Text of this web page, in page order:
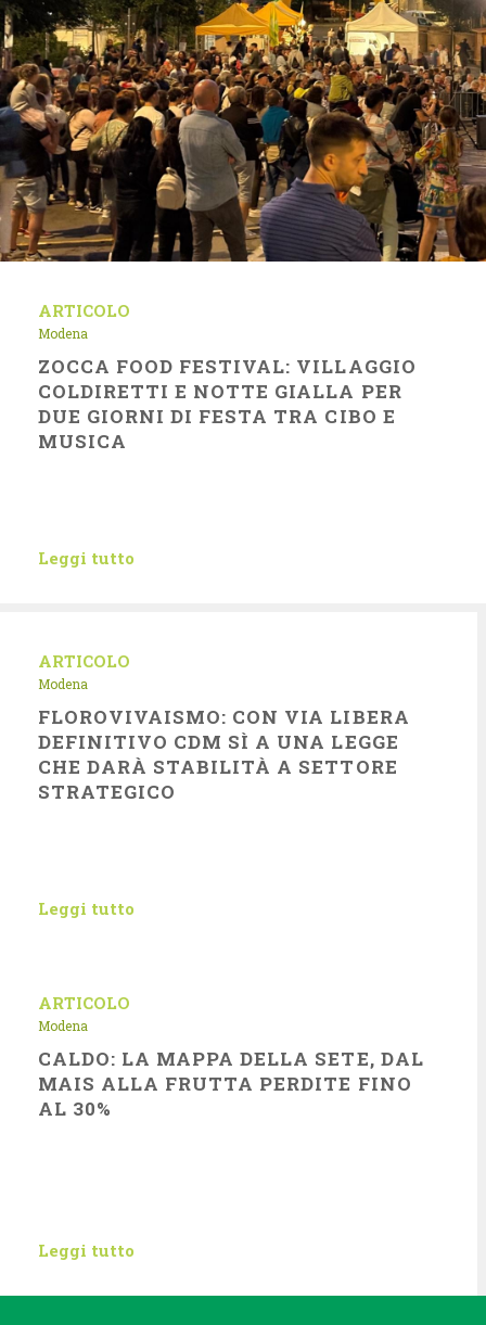
ARTICOLO
Modena
ZOCCA FOOD FESTIVAL: VILLAGGIO
COLDIRETTI E NOTTE GIALLA PER
DUE GIORNI DI FESTA TRA CIBO E
MUSICA
Leggi tutto
ARTICOLO
Modena
FLOROVIVAISMO: CON VIA LIBERA
DEFINITIVO CDM SÌ A UNA LEGGE
CHE DARÀ STABILITÀ A SETTORE
STRATEGICO
Leggi tutto
ARTICOLO
Modena
CALDO: LA MAPPA DELLA SETE, DAL
MAIS ALLA FRUTTA PERDITE FINO
AL 30%
Leggi tutto